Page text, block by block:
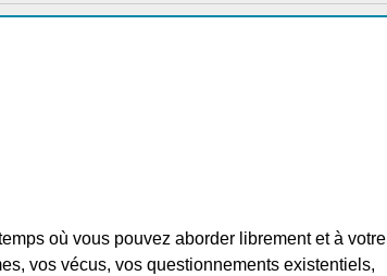
où vous pouvez aborder librement et à votre
vos vécus, vos questionnements existentiels,